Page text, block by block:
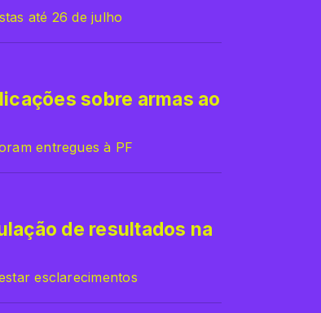
até 26 de julho
sobre armas ao
entregues à PF
de resultados na
esclarecimentos